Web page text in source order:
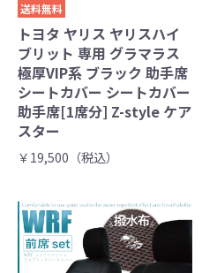
送料無料
トヨタ ヤリス ヤリスハイ
ブリット 専用 グラマラス
極厚VIP系 ブラック 助手席
シートカバー シートカバー
助手席[1席分] Z-style ケア
スター
￥19,500（税込）